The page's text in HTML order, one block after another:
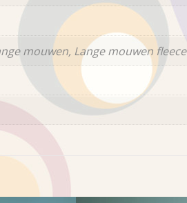
mouwen, Lange mouwen fleece